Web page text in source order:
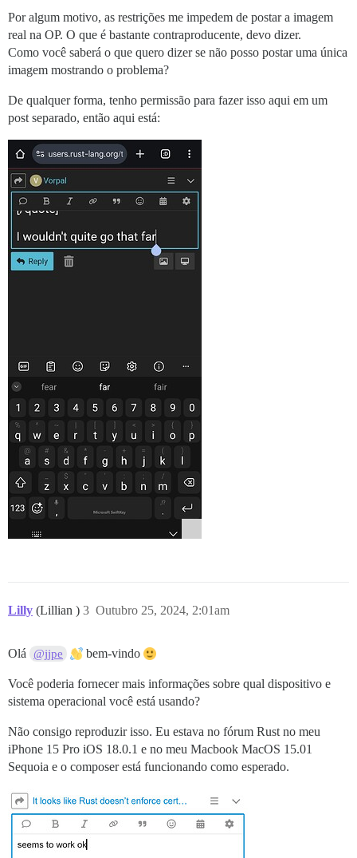
Por algum motivo, as restrições me impedem de postar a imagem
real na OP. O que é bastante contraproducente, devo dizer.
Como você saberá o que quero dizer se não posso postar uma única
imagem mostrando o problema?
De qualquer forma, tenho permissão para fazer isso aqui em um
post separado, então aqui está:
Lilly (Lillian ) Outubro 25, 2024, 2:01am
3
Olá @jjpe bem-vindo
Você poderia fornecer mais informações sobre qual dispositivo e
sistema operacional você está usando?
Não consigo reproduzir isso. Eu estava no fórum Rust no meu
iPhone 15 Pro iOS 18.0.1 e no meu Macbook MacOS 15.01
Sequoia e o composer está funcionando como esperado.